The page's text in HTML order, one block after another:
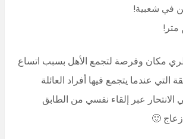
في شعبية!
متر!
مكان وفرصة لتجمع الأهل بسبب اتساع
عندما يتجمع فيها أفراد العائلة
الانتحار عبر إلقاء نفسي من الطابق
🙂